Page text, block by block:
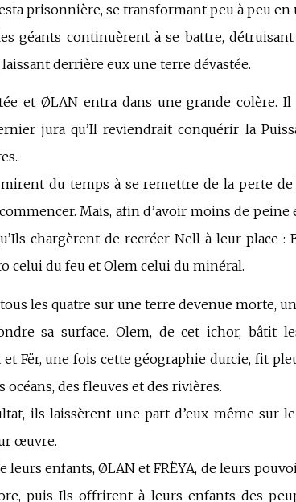
prisonnière, se transformant peu à peu
géants continuèrent à se battre,
laissant derrière eux une terre dévastée.
et ØLAN entra dans une grande colère. Il
jura qu’Il reviendrait conquérir la
mirent du temps à se remettre de la perte
Mais, afin d’avoir moins de peine
chargèrent de recréer Nell à leur place :
celui du feu et Olem celui du minéral.
les quatre sur une terre devenue morte,
sa surface. Olem, de cet ichor, bâtit
Fër, une fois cette géographie durcie, fit
océans, des fleuves et des rivières.
ils laissèrent une part d’eux même sur
œuvre.
leurs enfants, ØLAN et FRËYA, de leurs
puis Ils offrirent à leurs enfants des